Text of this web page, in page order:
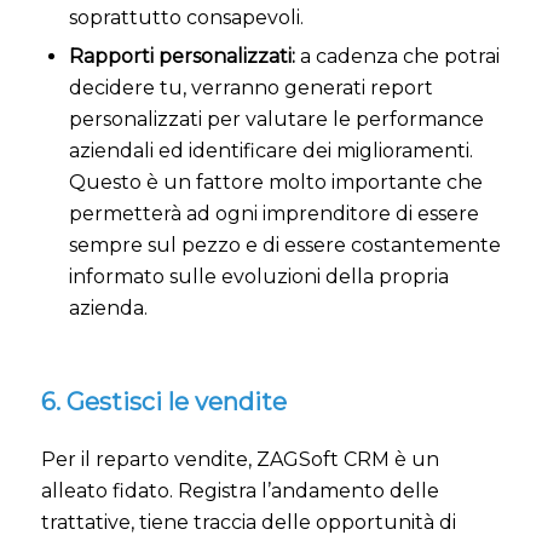
soprattutto consapevoli.
Rapporti personalizzati:a cadenza che potrai
decidere tu, verranno generati report
personalizzati per valutare le performance
aziendali ed identificare dei miglioramenti.
Questo è un fattore molto importante che
permetterà ad ogni imprenditore di essere
sempre sul pezzo e di essere costantemente
informato sulle evoluzioni della propria
azienda.
6. Gestisci le vendite
Per il reparto vendite, ZAGSoft CRM è un
alleato fidato. Registra l’andamento delle
trattative, tiene traccia delle opportunità di